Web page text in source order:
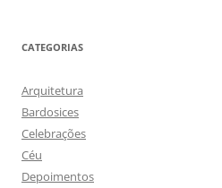
CATEGORIAS
Arquitetura
Bardosices
Celebrações
Céu
Depoimentos